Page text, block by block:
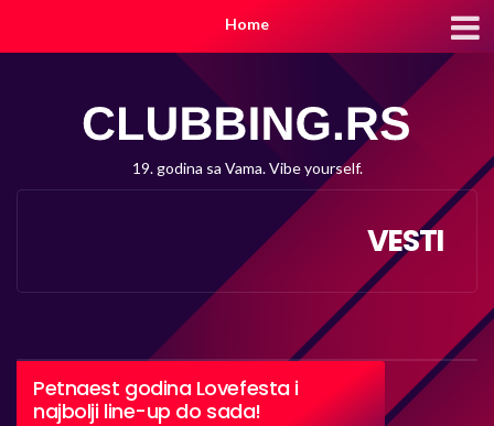
Home
19. godina sa Vama. Vibe yourself.
VESTI
Petnaest godina Lovefesta i
najbolji line-up do sada!